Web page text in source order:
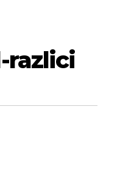
razlici